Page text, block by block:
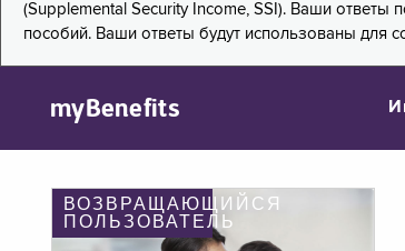
(Supplemental Security Income, SSI). Ваши ответы
пособий. Ваши ответы будут использованы для
myBenefits
ВОЗВРАЩАЮЩИЙСЯ
ПОЛЬЗОВАТЕЛЬ